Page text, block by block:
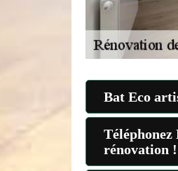
Bat Eco
Téléphonez
rénovation !